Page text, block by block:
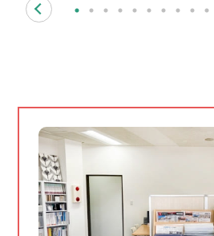
子供用トイレ、授乳スペース